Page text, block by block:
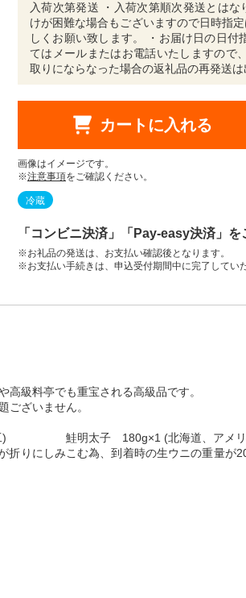
入荷次第発送 ・入荷次第順次発送とは
けが困難な場合もございますので日時指
しくお願い致します。 ・お届け日の日
てはメールまたはお電話いたしますので
取りにならなった場合の返礼品の再発送
カートに入れる
画像はイメージです。
※注意事項をご確認ください。
冷蔵
「コンビニ決済」「Pay-easy決済」
※お礼品の発送は、お支払い確認後となります。
※お支払い手続きは、申込受付期間中に完了してい
級料亭でも重宝される高級品です。
ございません。
工) 鮭明太子 180g×1 (北海道、アメリ
りにしみこむ為、到着時の生ウニの重量が